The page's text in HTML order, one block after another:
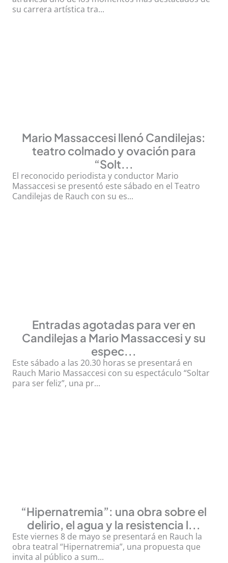
su carrera artística tra...
Mario Massaccesi llenó Candilejas:
teatro colmado y ovación para
“Solt...
El reconocido periodista y conductor Mario
Massaccesi se presentó este sábado en el Teatro
Candilejas de Rauch con su es...
Entradas agotadas para ver en
Candilejas a Mario Massaccesi y su
espec...
Este sábado a las 20.30 horas se presentará en
Rauch Mario Massaccesi con su espectáculo “Soltar
para ser feliz”, una pr...
“Hipernatremia”: una obra sobre el
delirio, el agua y la resistencia l...
Este viernes 8 de mayo se presentará en Rauch la
obra teatral “Hipernatremia”, una propuesta que
invita al público a sum...